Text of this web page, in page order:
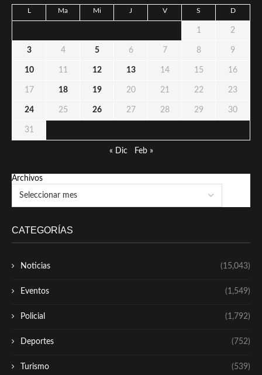
L Ma Mi J V S D
1 2
3 4 5 6 7 8 9
10 11 12 13 14 15 16
17 18 19 20 21 22 23
24 25 26 27 28 29 30
31
« Dic Feb »
Archivos
CATEGORÍAS
Noticias (15,043)
Eventos (1,549)
Policial (1,792)
Deportes (752)
Turismo (539)